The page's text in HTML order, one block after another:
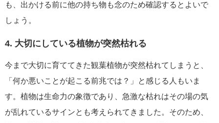
も、出かける前に他の持ち物も念のため確認するとよいで
しょう。
4. 大切にしている植物が突然枯れる
今まで大切に育ててきた観葉植物が突然枯れてしまうと、
「何か悪いことが起こる前兆では？」と感じる人もいま
す。植物は生命力の象徴であり、急激な枯れはその場の気
が乱れているサインとも考えられてきました。そのため、